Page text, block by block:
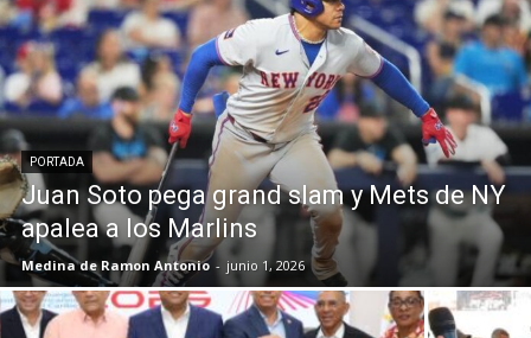
PORTADA
Juan Soto pega grand slam y Mets de NY
apalea a los Marlins
Medina de Ramon Antonio - junio 1, 2026